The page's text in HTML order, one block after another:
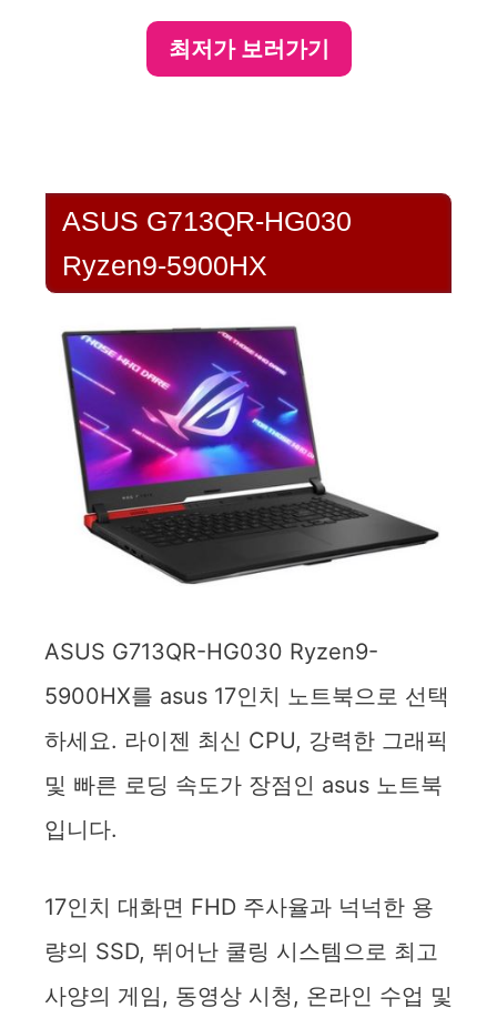
최저가 보러가기
ASUS G713QR-HG030
Ryzen9-5900HX
ASUS G713QR-HG030 Ryzen9-
5900HX를 asus 17인치 노트북으로 선택
하세요. 라이젠 최신 CPU, 강력한 그래픽
및 빠른 로딩 속도가 장점인 asus 노트북
입니다.
17인치 대화면 FHD 주사율과 넉넉한 용
량의 SSD, 뛰어난 쿨링 시스템으로 최고
사양의 게임, 동영상 시청, 온라인 수업 및